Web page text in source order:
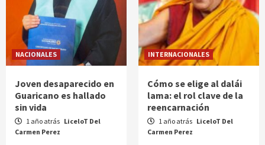
NACIONALES
Joven desaparecido en
Guaricano es hallado
sin vida
1 año atrás LiceloT Del
Carmen Perez
INTERNACIONALES
Cómo se elige al dalái
lama: el rol clave de la
reencarnación
1 año atrás LiceloT Del
Carmen Perez